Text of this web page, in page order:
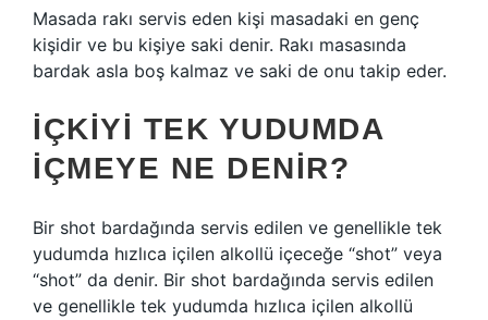
Masada rakı servis eden kişi masadaki en genç
kişidir ve bu kişiye saki denir. Rakı masasında
bardak asla boş kalmaz ve saki de onu takip eder.
İÇKIYI TEK YUDUMDA
IÇMEYE NE DENIR?
Bir shot bardağında servis edilen ve genellikle tek
yudumda hızlıca içilen alkollü içeceğe “shot” veya
“shot” da denir. Bir shot bardağında servis edilen
ve genellikle tek yudumda hızlıca içilen alkollü